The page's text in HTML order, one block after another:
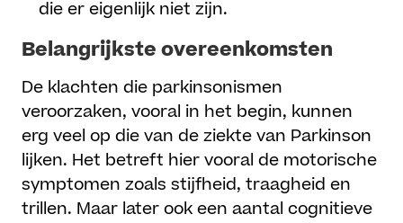
die er eigenlijk niet zijn.
Belangrijkste overeenkomsten
De klachten die parkinsonismen
veroorzaken, vooral in het begin, kunnen
erg veel op die van de ziekte van Parkinson
lijken. Het betreft hier vooral de motorische
symptomen zoals stijfheid, traagheid en
trillen. Maar later ook een aantal cognitieve